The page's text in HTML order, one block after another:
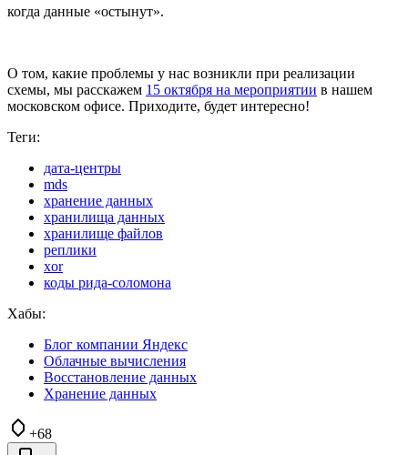
когда данные «остынут».
О том, какие проблемы у нас возникли при реализации
схемы, мы расскажем 15 октября на мероприятии в нашем
московском офисе. Приходите, будет интересно!
Теги:
дата-центры
mds
хранение данных
хранилища данных
хранилище файлов
реплики
xor
коды рида-соломона
Хабы:
Блог компании Яндекс
Облачные вычисления
Восстановление данных
Хранение данных
+68